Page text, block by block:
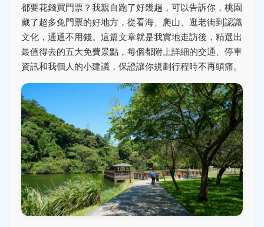
都要花錢買門票？我親自跑了好幾趟，可以告訴你，桃園
藏了超多免門票的好地方，從看海、爬山、逛老街到認識
文化，通通不用錢。這篇文章就是我實地走訪後，精選出
最值得去的五大免費景點，每個都附上詳細的交通、停車
資訊和我個人的小建議，保證讓你規劃行程時不再頭痛。